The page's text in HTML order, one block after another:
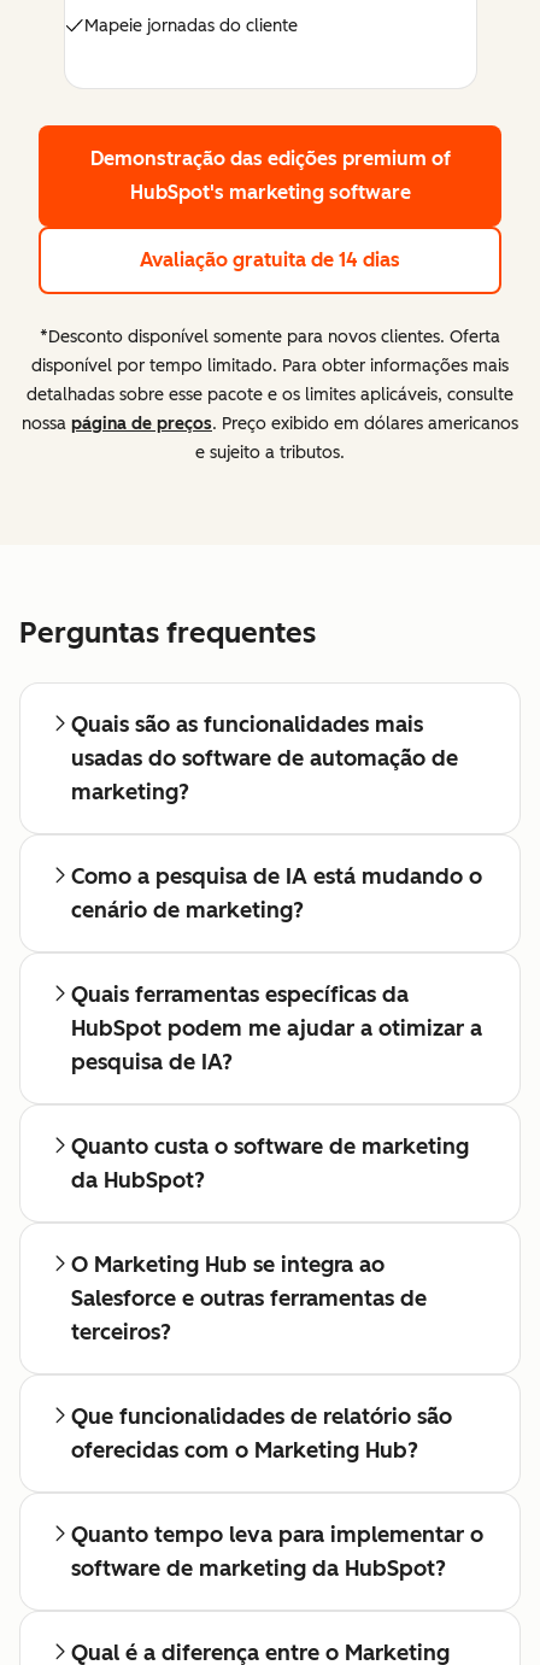
Mapeie jornadas do cliente
Demonstração das edições premium of
HubSpot's marketing software
Avaliação gratuita de 14 dias
*Desconto disponível somente para novos clientes. Oferta
disponível por tempo limitado. Para obter informações mais
detalhadas sobre esse pacote e os limites aplicáveis, consulte
nossa página de preços. Preço exibido em dólares americanos
e sujeito a tributos.
Perguntas frequentes
Quais são as funcionalidades mais
usadas do software de automação de
marketing?
Como a pesquisa de IA está mudando o
cenário de marketing?
Quais ferramentas específicas da
HubSpot podem me ajudar a otimizar a
pesquisa de IA?
Quanto custa o software de marketing
da HubSpot?
O Marketing Hub se integra ao
Salesforce e outras ferramentas de
terceiros?
Que funcionalidades de relatório são
oferecidas com o Marketing Hub?
Quanto tempo leva para implementar o
software de marketing da HubSpot?
Qual é a diferença entre o Marketing